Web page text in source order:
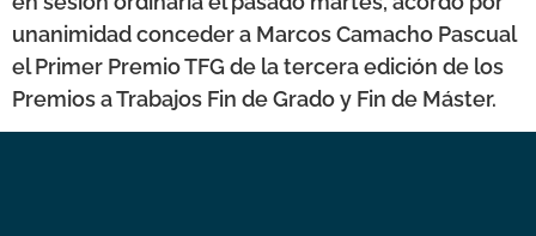
unanimidad conceder a Marcos Camacho Pascual
el Primer Premio TFG de la tercera edición de los
Premios a Trabajos Fin de Grado y Fin de Máster.